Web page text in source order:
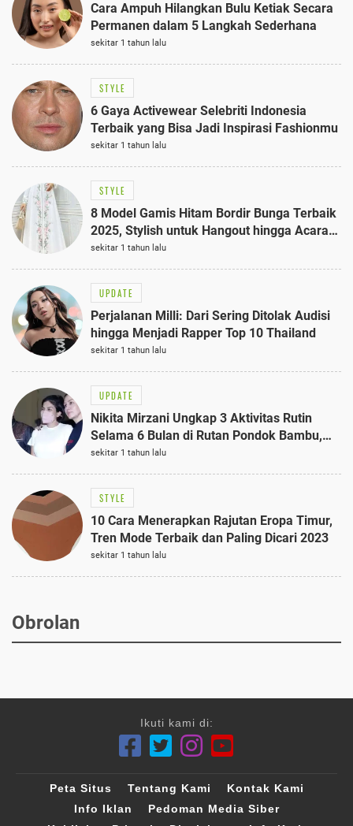
Cara Ampuh Hilangkan Bulu Ketiak Secara
Permanen dalam 5 Langkah Sederhana
sekitar 1 tahun lalu
STYLE
6 Gaya Activewear Selebriti Indonesia
Terbaik yang Bisa Jadi Inspirasi Fashionmu
sekitar 1 tahun lalu
STYLE
8 Model Gamis Hitam Bordir Bunga Terbaik
2025, Stylish untuk Hangout hingga Acara
Semi-Formal
sekitar 1 tahun lalu
UPDATE
Perjalanan Milli: Dari Sering Ditolak Audisi
hingga Menjadi Rapper Top 10 Thailand
sekitar 1 tahun lalu
UPDATE
Nikita Mirzani Ungkap 3 Aktivitas Rutin
Selama 6 Bulan di Rutan Pondok Bambu,
Terungkap!
sekitar 1 tahun lalu
STYLE
10 Cara Menerapkan Rajutan Eropa Timur,
Tren Mode Terbaik dan Paling Dicari 2023
sekitar 1 tahun lalu
Obrolan
Ikuti kami di:
Peta Situs Tentang Kami
Kontak Kami
Info Iklan
Pedoman Media Siber